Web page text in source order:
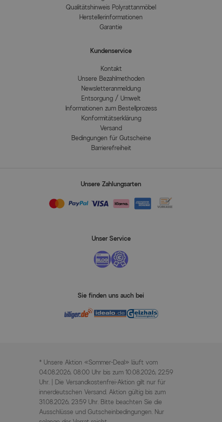
Qualitätshinweis Polyrattanmöbel
Herstellerinformationen
Garantie
Kundenservice
Kontakt
Unsere Bezahlmethoden
Newsletteranmeldung
Entsorgung / Umwelt
Informationen zum Bestellprozess
Konformitätserklärung
Versand
Bedingungen für Gutscheine
Barrierefreiheit
Unsere Zahlungsarten
Unser Service
Sie finden uns auch bei
* Unsere Aktion «Sommer-Deal» läuft vom
04.08.2026, 08:00 Uhr bis zum 10.08.2026, 22:59
Uhr. | Die Versandkostenfrei-Aktion gilt nur für
innerdeutschen Versand. Aktion gültig bis zum
31.08.2026, 23:59 Uhr. Bitte beachten Sie die
Ausschlüsse und Gutscheinbedingungen. Nur